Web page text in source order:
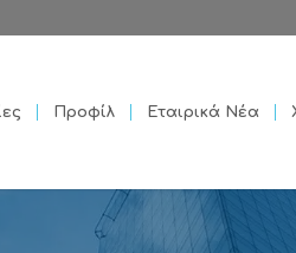
Προφίλ Εταιρικά Νέα